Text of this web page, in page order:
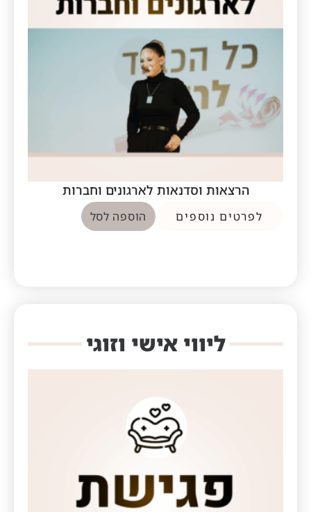
הרצאות וסדנאות לארגונים וחברות
לפרטים נוספים הוספה לסל
ליווי אישי וזוגי